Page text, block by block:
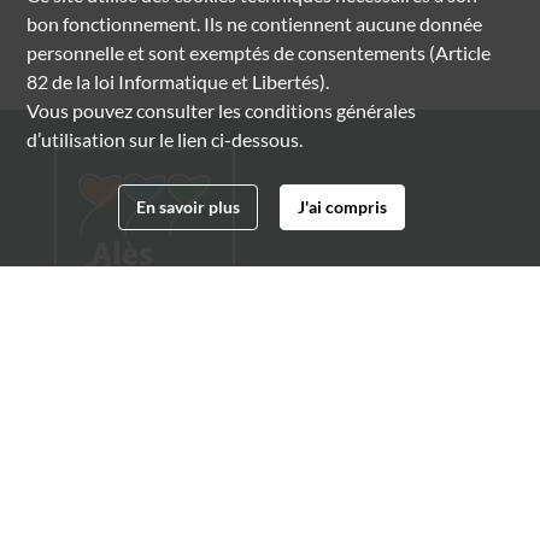
bon fonctionnement. Ils ne contiennent aucune donnée
personnelle et sont exemptés de consentements (Article
82 de la loi Informatique et Libertés).
Vous pouvez consulter les conditions générales
d’utilisation sur le lien ci-dessous.
En savoir plus J'ai compris